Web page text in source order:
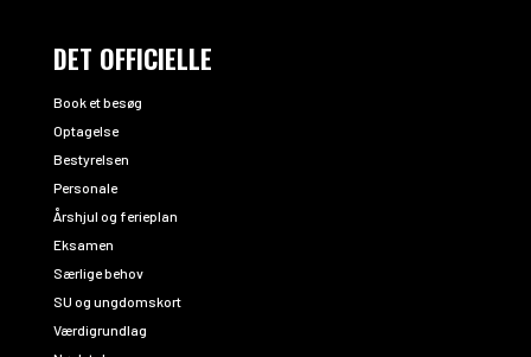
DET OFFICIELLE
Book et besøg
Optagelse
Bestyrelsen
Personale
Årshjul og ferieplan
Eksamen
Særlige behov
SU og ungdomskort
Værdigrundlag